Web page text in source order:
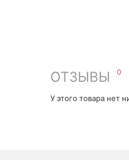
ОТЗЫВЫ 0
У этого товара нет